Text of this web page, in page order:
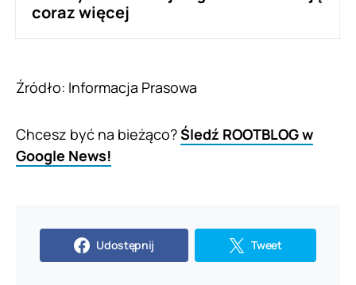
coraz więcej
Źródło: Informacja Prasowa
Chcesz być na bieżąco?Śledź ROOTBLOG w
Google News!
Udostępnij Tweet